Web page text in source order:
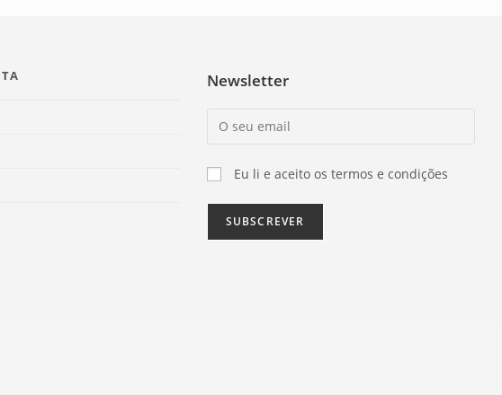
Newsletter
Eu li e aceito os termos e condições